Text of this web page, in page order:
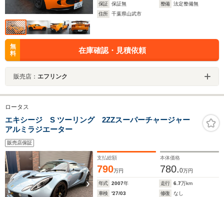
保証
保証無 整備
法定整備無
住所
千葉県山武市
無
料
在庫確認・見積依頼
販売店： エフリンク
ロータス
エキシージ S ツーリング 2ZZスーパーチャージャー
アルミラジエーター
販売店保証
支払総額
790万円
本体価格
780.0万円
年式 2007年 走行 6.7万km
車検
'27/03 修復
なし